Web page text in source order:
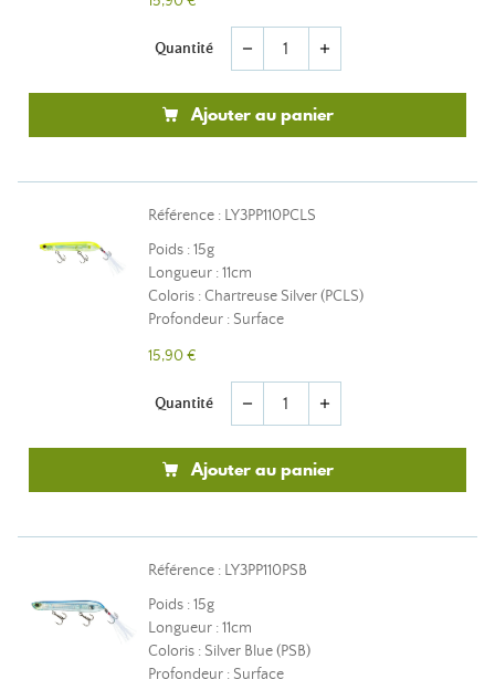
Quantité remove add
Ajouter au panier
Référence : LY3PP110PCLS
Poids : 15g
Longueur : 11cm
Coloris : Chartreuse Silver (PCLS)
Profondeur : Surface
15,90 €
Quantité remove add
Ajouter au panier
Référence : LY3PP110PSB
Poids : 15g
Longueur : 11cm
Coloris : Silver Blue (PSB)
Profondeur : Surface